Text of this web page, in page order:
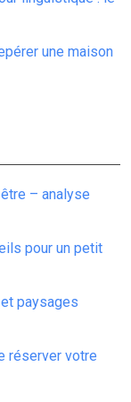
une maison
– analyse
pour un petit
paysages
réserver votre